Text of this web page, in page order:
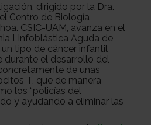
dirigido por la Dra.
Centro de Biología
CSIC-UAM, avanza en el
Linfoblástica Aguda de
tipo de cáncer infantil
durante el desarrollo del
de unas
T, que de manera
los “policías del
y ayudando a eliminar las